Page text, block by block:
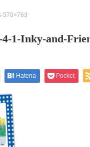
570×763
1-Inky-and-
Hatena Pocket